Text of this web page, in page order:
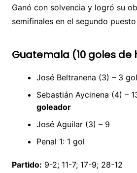
Ganó con solvencia y logró su
semifinales en el segundo
Guatemala (10 goles de
José Beltranena (3) – 3
Sebastián Aycinena (4) –
goleador
José Aguilar (3) – 9
Penal 1: 1 gol
Partido: 9-2; 11-7; 17-9; 28-12